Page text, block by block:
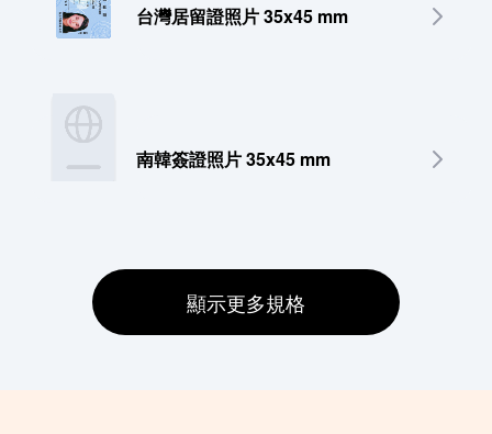
台灣居留證照片 35x45 mm
南韓簽證照片 35x45 mm
顯示更多規格